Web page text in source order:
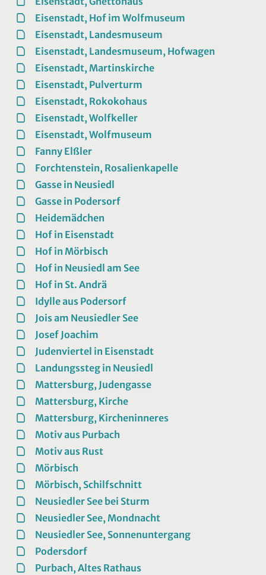
Eisenstadt, Hof im Wolfmuseum
Eisenstadt, Landesmuseum
Eisenstadt, Landesmuseum, Hofwagen
Eisenstadt, Martinskirche
Eisenstadt, Pulverturm
Eisenstadt, Rokokohaus
Eisenstadt, Wolfkeller
Eisenstadt, Wolfmuseum
Fanny Elßler
Forchtenstein, Rosalienkapelle
Gasse in Neusiedl
Gasse in Podersorf
Heidemädchen
Hof in Eisenstadt
Hof in Mörbisch
Hof in Neusiedl am See
Hof in St. Andrä
Idylle aus Podersorf
Jois am Neusiedler See
Josef Joachim
Judenviertel in Eisenstadt
Landungssteg in Neusiedl
Mattersburg, Judengasse
Mattersburg, Kirche
Mattersburg, Kircheninneres
Motiv aus Purbach
Motiv aus Rust
Mörbisch
Mörbisch, Schilfschnitt
Neusiedler See bei Sturm
Neusiedler See, Mondnacht
Neusiedler See, Sonnenuntergang
Podersdorf
Purbach, Altes Rathaus